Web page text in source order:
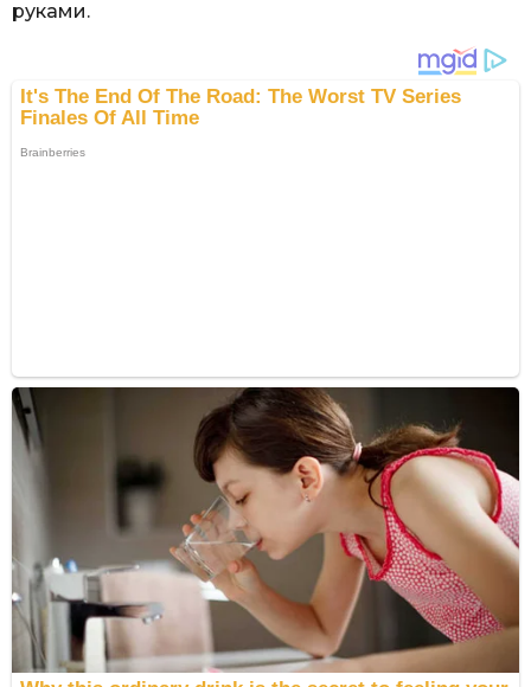
руками.